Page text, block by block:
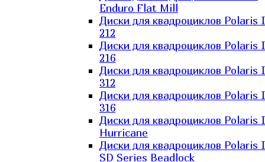
Enduro Flat Mill
Диски для квадроциклов Polaris
212
Диски для квадроциклов Polaris
216
Диски для квадроциклов Polaris
312
Диски для квадроциклов Polaris
316
Диски для квадроциклов Polaris
Hurricane
Диски для квадроциклов Polaris
SD Series Beadlock